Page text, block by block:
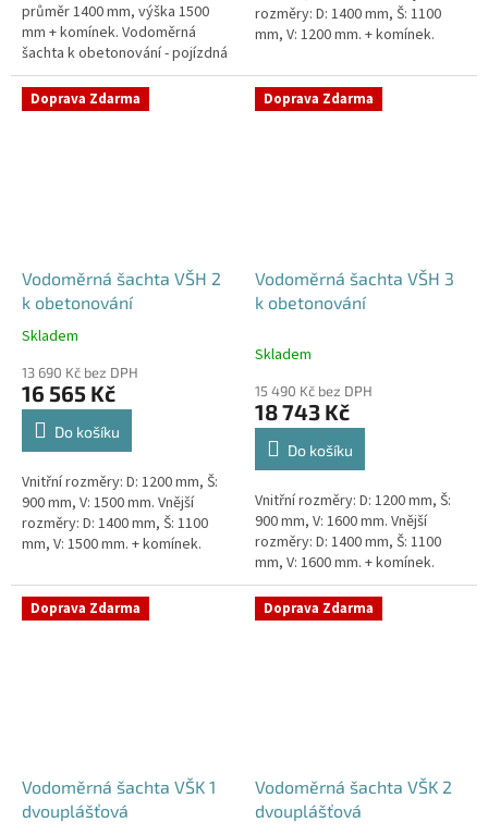
průměr 1400 mm, výška 1500
mm + komínek. Vodoměrná
šachta k obetonování - pojízdná
i pod parkovací stáníStandardní
prostupy šachty DN32 (jiné na...
rozměry: D: 1400 mm, Š: 1100
mm, V: 1200 mm. + komínek.
obetonování - pojízdná i pod...
Doprava Zdarma
Vodoměrná šachta VŠH 2
k obetonování
Průměrné
produktu
je
5,0
hvězdiček.
Skladem
13 690 Kč bez DPH
16 565 Kč
Do košíku
Vnitřní rozměry: D: 1200 mm, Š:
900 mm, V: 1500 mm. Vnější
rozměry: D: 1400 mm, Š: 1100
mm, V: 1500 mm. + komínek.
obetonování - pojízdná i pod...
Doprava Zdarma
Vodoměrná šachta VŠH 3
k obetonování
Skladem
15 490 Kč bez DPH
18 743 Kč
Do košíku
Vnitřní rozměry: D: 1200 mm, Š:
900 mm, V: 1600 mm. Vnější
rozměry: D: 1400 mm, Š: 1100
mm, V: 1600 mm. + komínek.
Vodoměrná šachta k
obetonování - pojízdná i pod...
Doprava Zdarma
Vodoměrná šachta VŠK 1
dvouplášťová
Doprava Zdarma
Vodoměrná šachta VŠK 2
dvouplášťová